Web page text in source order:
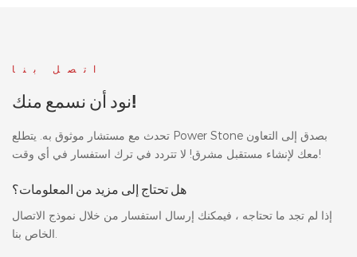
اتصل بنا
نود أن نسمع منك!
تحدث مع مستشار موثوق به. يتطلع Power Stone بصدق إلى التعاون
معك لإنشاء مستقبل مشرق! لا تتردد في ترك استفسار في أي وقت!
هل تحتاج إلى مزيد من المعلومات؟
إذا لم تجد ما تحتاجه ، فيمكنك إرسال استفسار من خلال نموذج الاتصال
الخاص بنا.